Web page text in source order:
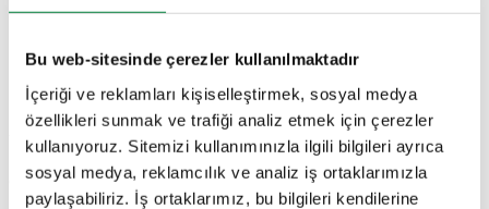
Bu web-sitesinde çerezler kullanılmaktadır
İçeriği ve reklamları kişiselleştirmek, sosyal medya
özellikleri sunmak ve trafiği analiz etmek için çerezler
kullanıyoruz. Sitemizi kullanımınızla ilgili bilgileri ayrıca
sosyal medya, reklamcılık ve analiz iş ortaklarımızla
paylaşabiliriz. İş ortaklarımız, bu bilgileri kendilerine
Önceden bağlanmış pimli basınç anahtarı.
TEKNIK VERILER
Ayar basınç aralığı: 0,5–10 bar
Besleme kablosu uzunluğu:1 m
Ortam sıcaklığı: 5–100 °C